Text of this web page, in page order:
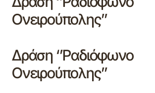
Ονειρούπολης’’
Δράση ‘’Ραδιόφωνο
Ονειρούπολης’’